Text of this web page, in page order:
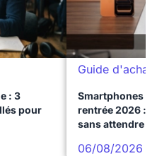
: 3
pour
Guide d'achat
Smartphones
rentrée 2026 :
sans attendre
06/08/2026